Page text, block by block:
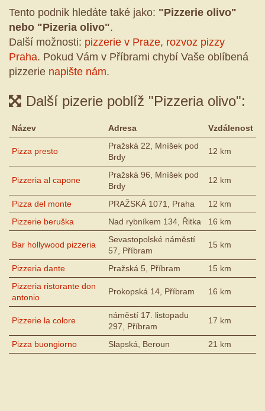
Tento podnik hledáte také jako: "Pizzerie olivo"
nebo "Pizeria olivo".
Další možnosti: pizzerie v Praze, rozvoz pizzy
Praha. Pokud Vám v Příbrami chybí Vaše oblíbená
pizzerie napište nám.
Další pizerie poblíž "Pizzeria olivo":
Název Adresa Vzdálenost
Pizza presto
Pražská 22, Mníšek pod
Brdy
12 km
Pizzeria al capone
Pražská 96, Mníšek pod
Brdy
12 km
Pizza del monte PRAŽSKÁ 1071, Praha
12 km
Pizzerie beruška
Nad rybníkem 134, Řitka 16 km
Bar hollywood pizzeria
Sevastopolské náměstí
57, Příbram
15 km
Pizzeria dante Pražská 5, Příbram
15 km
Pizzeria ristorante don
antonio
Prokopská 14, Příbram 16 km
Pizzerie la colore
náměstí 17. listopadu
297, Příbram
17 km
Pizza buongiorno Slapská, Beroun 21 km